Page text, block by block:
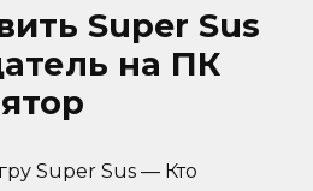
Super Sus
на ПК
Super Sus — Кто